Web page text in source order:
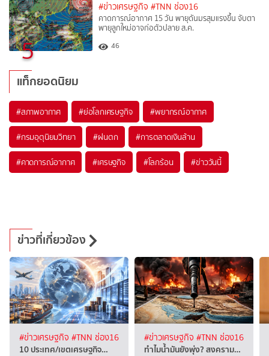
5
#ข่าวเศรษฐกิจ #TNN ช่อง16
คาดการณ์อากาศ 15 วัน พายุดันมรสุมแรงขึ้น จับตา
พายุลูกใหม่อาจก่อตัวปลาย ส.ค.
46
แท็กยอดนิยม
#สภาพอากาศ #ย่อโลกเศรษฐกิจ #พยากรณ์อากาศ
#กรมอุตุนิยมวิทยา #ฝนตก #การตลาดเงินล้าน
#คาดการณ์อากาศ #เศรษฐกิจ #โลกร้อน #ข่าววันนี้
ข่าวที่เกี่ยวข้อง
#ข่าวเศรษฐกิจ #TNN ช่อง16
10 ประเทศ/เขตเศรษฐกิจ…
#ข่าวเศรษฐกิจ #TNN ช่อง16
ทำไมน้ำมันยังพุ่ง? สงคราม…